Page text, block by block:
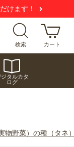
けます！
検索 カート
ジタルカタ
ログ
物野菜）の種（タネ